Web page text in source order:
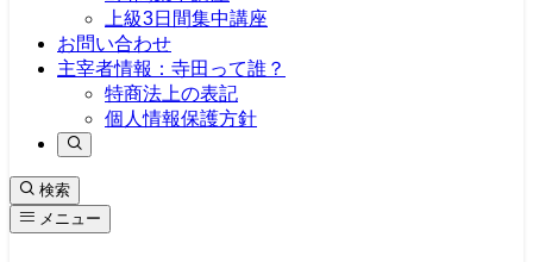
上級3日間集中講座
お問い合わせ
主宰者情報：寺田って誰？
特商法上の表記
個人情報保護方針
検索
メニュー